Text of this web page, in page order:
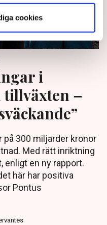
cookies
i
tillväxten –
300 miljarder kronor
Med rätt inriktning
enligt en ny rapport.
här har positiva
Pontus